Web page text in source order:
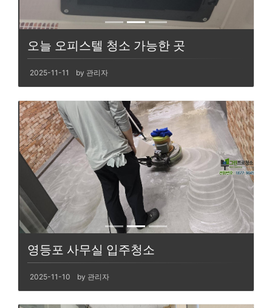
오늘 오피스텔 청소 가능한 곳
2025-11-11 by 관리자
영등포 사무실 입주청소
2025-11-10 by 관리자